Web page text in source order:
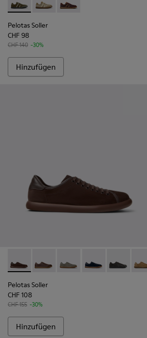
Pelotas Soller - K101056-006 - Grüne
Pelotas Soller - K101056-005 -
Pelotas Soller -
Pelotas Soller
CHF 98
CHF 140 -30%
Hinzufügen
Pelotas Soller - K100974-018 - Braune
Pelotas Soller - K100974-019 -
Pelotas Soller -Pelotas Soller -
Pelotas
Pelotas Soller
CHF 108
CHF 155 -30%
Hinzufügen